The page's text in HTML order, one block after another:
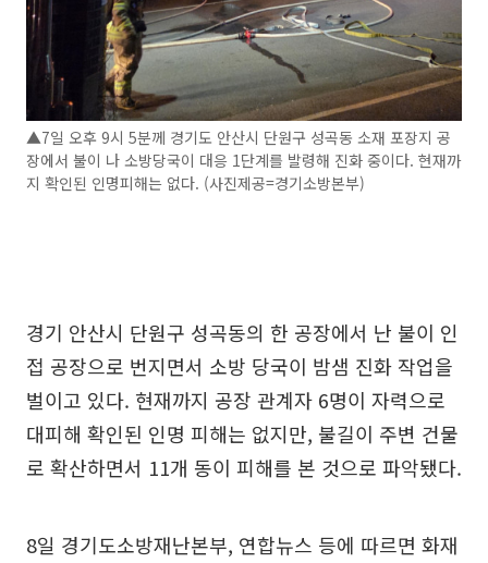
▲7일 오후 9시 5분께 경기도 안산시 단원구 성곡동 소재 포장지 공
장에서 불이 나 소방당국이 대응 1단계를 발령해 진화 중이다. 현재까
지 확인된 인명피해는 없다. (사진제공=경기소방본부)
경기 안산시 단원구 성곡동의 한 공장에서 난 불이 인
접 공장으로 번지면서 소방 당국이 밤샘 진화 작업을
벌이고 있다. 현재까지 공장 관계자 6명이 자력으로
대피해 확인된 인명 피해는 없지만, 불길이 주변 건물
로 확산하면서 11개 동이 피해를 본 것으로 파악됐다.
8일 경기도소방재난본부, 연합뉴스 등에 따르면 화재